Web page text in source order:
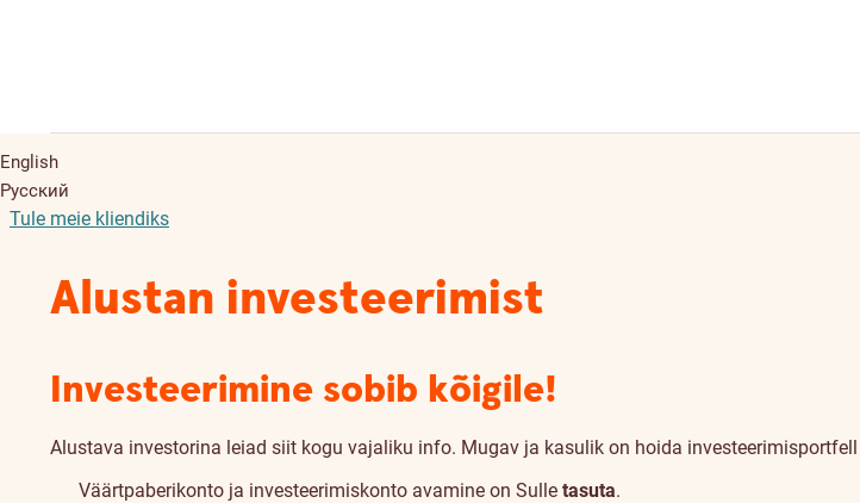
English
Русский
Tule meie kliendiks
Alustan investeerimist
Investeerimine sobib kõigile!
Alustava investorina leiad siit kogu vajaliku info. Mugav ja kasulik on hoida investeerimisportfell
Väärtpaberikonto ja investeerimiskonto avamine on Sulle tasuta.